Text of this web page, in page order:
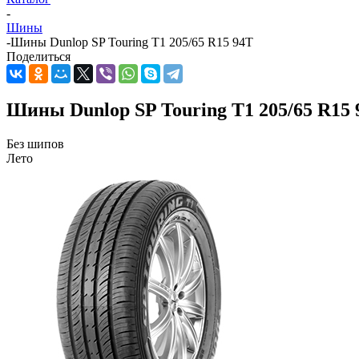
-
Шины
-Шины Dunlop SP Touring T1 205/65 R15 94T
Поделиться
Шины Dunlop SP Touring T1 205/65 R15
Без шипов
Лето